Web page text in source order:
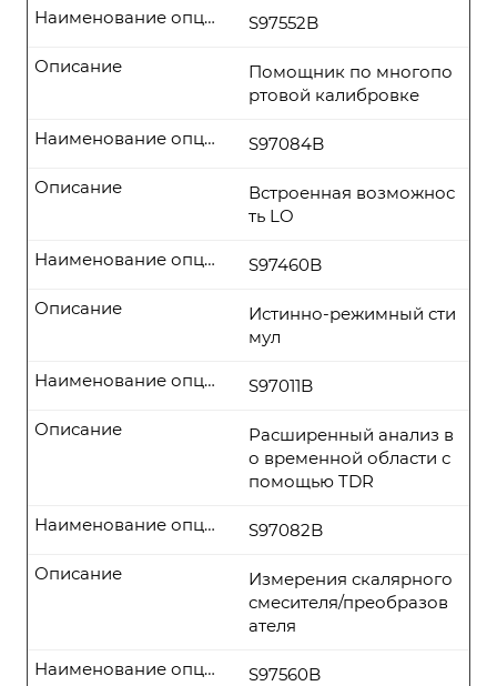
S97552B
Наименование опции
Помощник по многопо
ртовой калибровке
Описание
S97084B
Наименование опции
Встроенная возможнос
ть LO
Описание
S97460B
Наименование опции
Истинно-режимный сти
мул
Описание
S97011B
Наименование опции
Расширенный анализ в
о временной области с
помощью TDR
Описание
S97082B
Наименование опции
Измерения скалярного
смесителя/преобразов
ателя
Описание
S97560B
Наименование опции